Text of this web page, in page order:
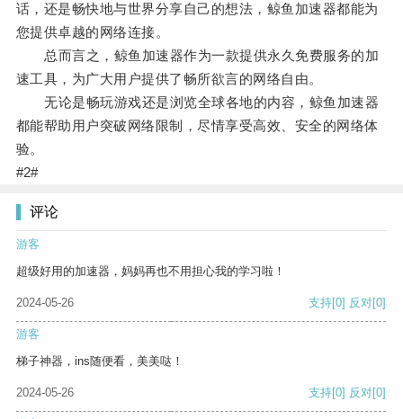
话，还是畅快地与世界分享自己的想法，鲸鱼加速器都能为
您提供卓越的网络连接。
总而言之，鲸鱼加速器作为一款提供永久免费服务的加
速工具，为广大用户提供了畅所欲言的网络自由。
无论是畅玩游戏还是浏览全球各地的内容，鲸鱼加速器
都能帮助用户突破网络限制，尽情享受高效、安全的网络体
验。
#2#
评论
游客
超级好用的加速器，妈妈再也不用担心我的学习啦！
2024-05-26 支持[0] 反对[0]
游客
梯子神器，ins随便看，美美哒！
2024-05-26 支持[0] 反对[0]